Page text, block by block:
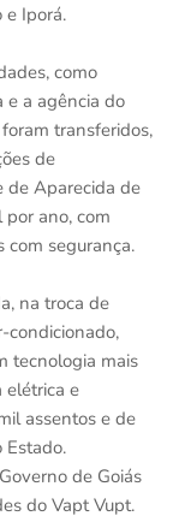
e Iporá.
como
e a agência do
transferidos,
de
de Aparecida de
por ano, com
com segurança.
na troca de
condicionado,
tecnologia mais
elétrica e
assentos e de
Estado.
de Goiás
do Vapt Vupt.